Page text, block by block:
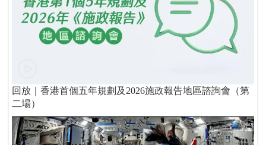
回放｜香港首個五年規劃及2026施政報告地區諮詢會（第
二場）